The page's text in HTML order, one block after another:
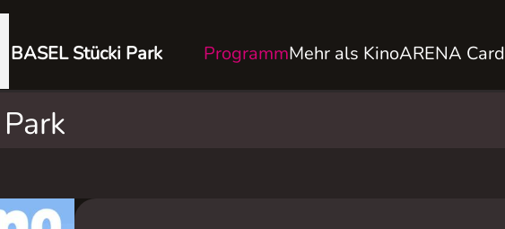
BASEL Stücki Park ProgrammMehr als KinoARENA Card